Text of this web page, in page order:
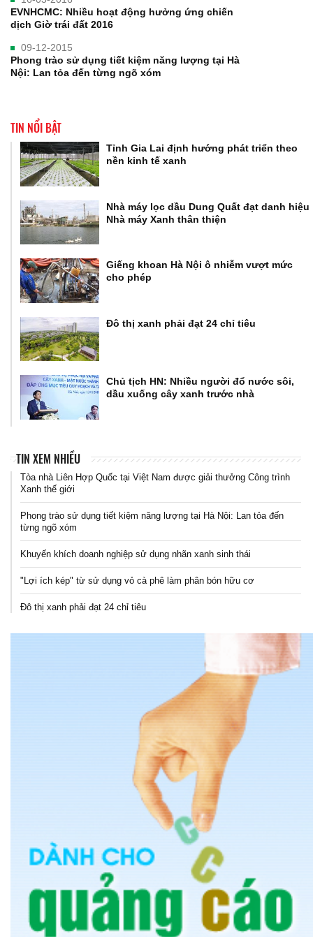
EVNHCMC: Nhiều hoạt động hưởng ứng chiến
dịch Giờ trái đất 2016
09-12-2015
Phong trào sử dụng tiết kiệm năng lượng tại Hà
Nội: Lan tỏa đến từng ngõ xóm
TIN NỔI BẬT
Tỉnh Gia Lai định hướng phát triển theo
nền kinh tế xanh
Nhà máy lọc dầu Dung Quất đạt danh hiệu
Nhà máy Xanh thân thiện
Giếng khoan Hà Nội ô nhiễm vượt mức
cho phép
Đô thị xanh phải đạt 24 chỉ tiêu
Chủ tịch HN: Nhiều người đổ nước sôi,
dầu xuống cây xanh trước nhà
TIN XEM NHIỀU
Tòa nhà Liên Hợp Quốc tại Việt Nam được giải thưởng Công trình
Xanh thế giới
Phong trào sử dụng tiết kiệm năng lượng tại Hà Nội: Lan tỏa đến
từng ngõ xóm
Khuyến khích doanh nghiệp sử dụng nhãn xanh sinh thái
"Lợi ích kép" từ sử dụng vỏ cà phê làm phân bón hữu cơ
Đô thị xanh phải đạt 24 chỉ tiêu